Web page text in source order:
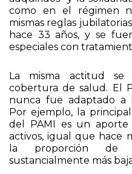
extrema los
adquiridos” y la
como en el régimen
mismas reglas
hace 33 años, y se
La misma actitud se
cobertura de salud. El
nunca fue adaptado a
Por ejemplo, la
del PAMI es un
activos, igual que hace
la proporción de